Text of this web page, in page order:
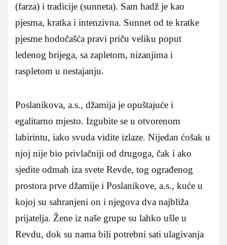
(farza) i tradicije (sunneta). Sam hadž je kao
pjesma, kratka i intenzivna. Sunnet od te kratke
pjesme hodočašća pravi priču veliku poput
ledenog brijega, sa zapletom, nizanjima i
raspletom u nestajanju.
Poslanikova, a.s., džamija je opuštajuće i
egalitarno mjesto. Izgubite se u otvorenom
labirintu, iako svuda vidite izlaze. Nijedan ćošak u
njoj nije bio privlačniji od drugoga, čak i ako
sjedite odmah iza svete Revde, tog ograđenog
prostora prve džamije i Poslanikove, a.s., kuće u
kojoj su sahranjeni on i njegova dva najbliža
prijatelja. Žene iz naše grupe su lahko ušle u
Revdu, dok su nama bili potrebni sati ulagivanja